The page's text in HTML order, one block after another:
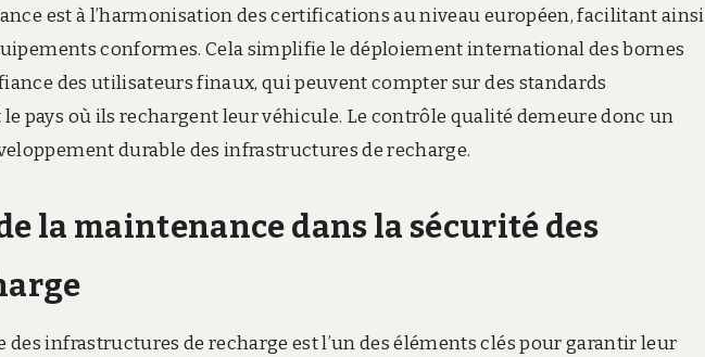
est à l’harmonisation des certifications au niveau européen, facilitant ainsi
conformes. Cela simplifie le déploiement international des bornes
des utilisateurs finaux, qui peuvent compter sur des standards
pays où ils rechargent leur véhicule. Le contrôle qualité demeure donc un
durable des infrastructures de recharge.
la maintenance dans la sécurité des
infrastructures de recharge est l’un des éléments clés pour garantir leur